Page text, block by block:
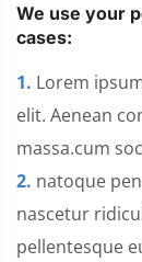
We use your
cases:
1. Lorem
elit. Aenean
massa.cum
2. natoque
nascetur
pellentesque